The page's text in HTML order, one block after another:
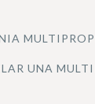
UNA